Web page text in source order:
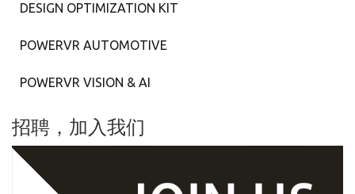
DESIGN OPTIMIZATION KIT
POWERVR AUTOMOTIVE
POWERVR VISION & AI
招聘，加入我们